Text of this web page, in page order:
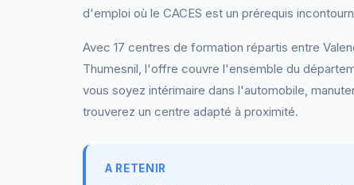
d'emploi où le CACES est un prérequis
Avec 17 centres de formation répartis entre
Thumesnil, l'offre couvre l'ensemble du
vous soyez intérimaire dans l'automobile,
trouverez un centre adapté à proximité.
A RETENIR